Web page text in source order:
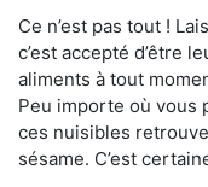
Ce n’est pas tout !
c’est accepté d’être
aliments à tout
Peu importe où vous
ces nuisibles
sésame. C’est